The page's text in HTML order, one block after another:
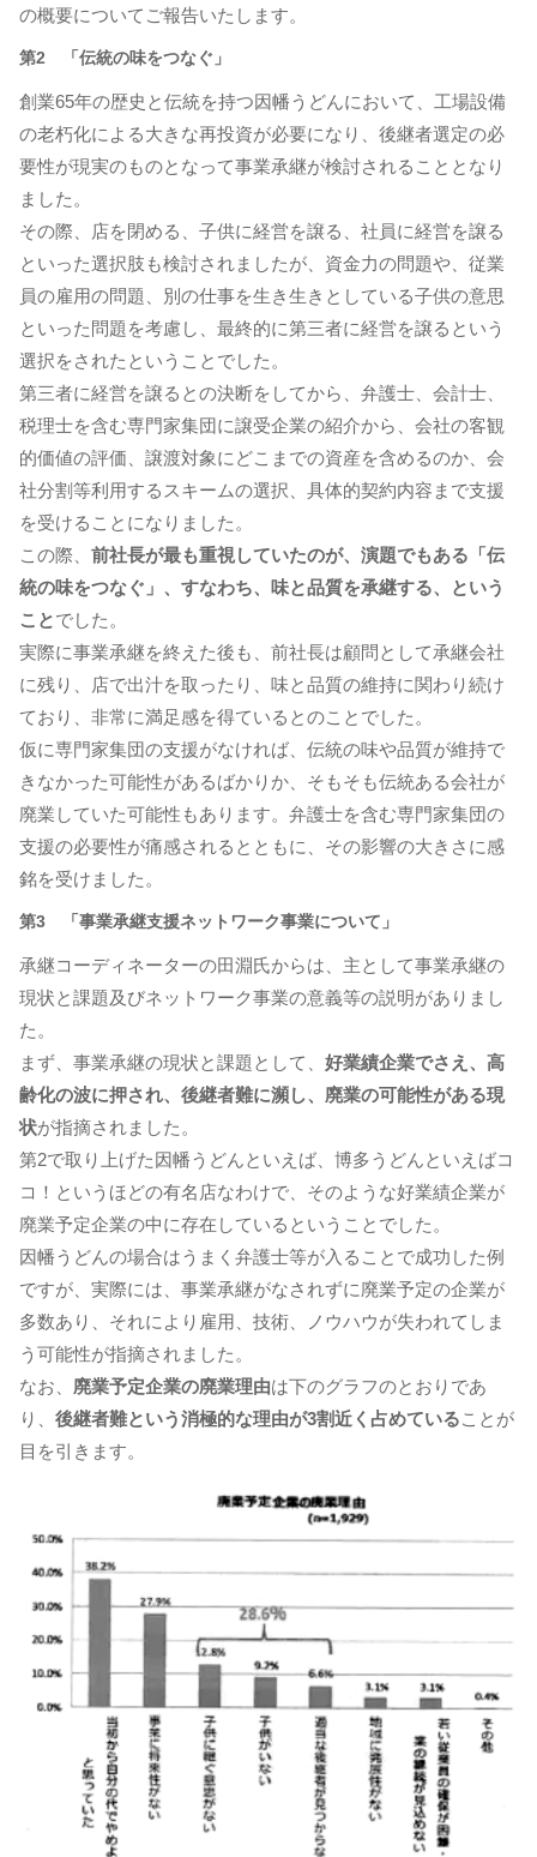
の概要についてご報告いたします。
第2 「伝統の味をつなぐ」
創業65年の歴史と伝統を持つ因幡うどんにおいて、工場設備
の老朽化による大きな再投資が必要になり、後継者選定の必
要性が現実のものとなって事業承継が検討されることとなり
ました。
その際、店を閉める、子供に経営を譲る、社員に経営を譲る
といった選択肢も検討されましたが、資金力の問題や、従業
員の雇用の問題、別の仕事を生き生きとしている子供の意思
といった問題を考慮し、最終的に第三者に経営を譲るという
選択をされたということでした。
第三者に経営を譲るとの決断をしてから、弁護士、会計士、
税理士を含む専門家集団に譲受企業の紹介から、会社の客観
的価値の評価、譲渡対象にどこまでの資産を含めるのか、会
社分割等利用するスキームの選択、具体的契約内容まで支援
を受けることになりました。
この際、 前社長が最も重視していたのが、演題でもある「伝
統の味をつなぐ」、すなわち、味と品質を承継する、という
ことでした。
実際に事業承継を終えた後も、前社長は顧問として承継会社
に残り、店で出汁を取ったり、味と品質の維持に関わり続け
ており、非常に満足感を得ているとのことでした。
仮に専門家集団の支援がなければ、伝統の味や品質が維持で
きなかった可能性があるばかりか、そもそも伝統ある会社が
廃業していた可能性もあります。弁護士を含む専門家集団の
支援の必要性が痛感されるとともに、その影響の大きさに感
銘を受けました。
第3 「事業承継支援ネットワーク事業について」
承継コーディネーターの田淵氏からは、主として事業承継の
現状と課題及びネットワーク事業の意義等の説明がありまし
た。
まず、事業承継の現状と課題として、 好業績企業でさえ、高
齢化の波に押され、後継者難に瀕し、廃業の可能性がある現
状が指摘されました。
第2で取り上げた因幡うどんといえば、博多うどんといえばコ
コ！というほどの有名店なわけで、そのような好業績企業が
廃業予定企業の中に存在しているということでした。
因幡うどんの場合はうまく弁護士等が入ることで成功した例
ですが、実際には、事業承継がなされずに廃業予定の企業が
多数あり、それにより雇用、技術、ノウハウが失われてしま
う可能性が指摘されました。
なお、 廃業予定企業の廃業理由は下のグラフのとおりであ
り、 後継者難という消極的な理由が3割近く占めていることが
目を引きます。